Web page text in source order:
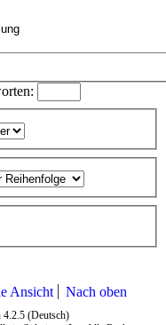
Ansicht Nach oben
(Deutsch)